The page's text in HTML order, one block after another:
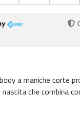
a maniche corte
che combina